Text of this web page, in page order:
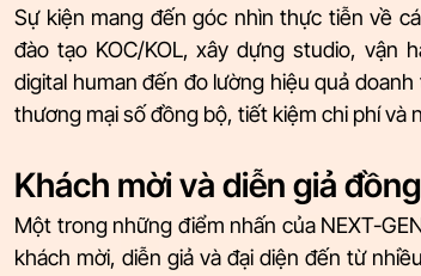
Sự kiện mang đến góc nhìn thực tiễn về
đào tạo KOC/KOL, xây dựng studio, vận
digital human đến đo lường hiệu quả
thương mại số đồng bộ, tiết kiệm chi phí và
Khách mời và diễn giả
Một trong những điểm nhấn của NEXT-
khách mời, diễn giả và đại diện đến từ